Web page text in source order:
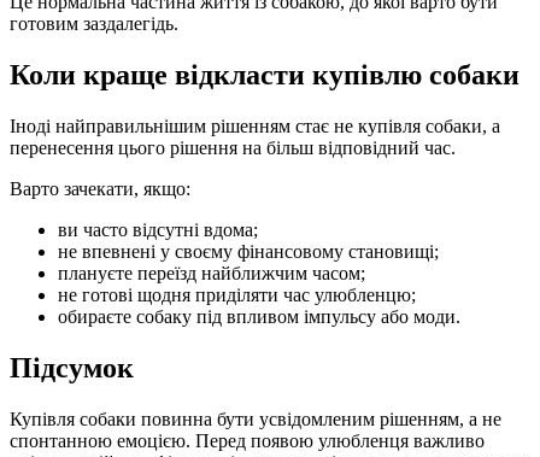
готовим заздалегідь.
Коли краще відкласти купівлю собаки
Іноді найправильнішим рішенням стає не купівля собаки, а
перенесення цього рішення на більш відповідний час.
Варто зачекати, якщо:
ви часто відсутні вдома;
не впевнені у своєму фінансовому становищі;
плануєте переїзд найближчим часом;
не готові щодня приділяти час улюбленцю;
обираєте собаку під впливом імпульсу або моди.
Підсумок
Купівля собаки повинна бути усвідомленим рішенням, а не
спонтанною емоцією. Перед появою улюбленця важливо